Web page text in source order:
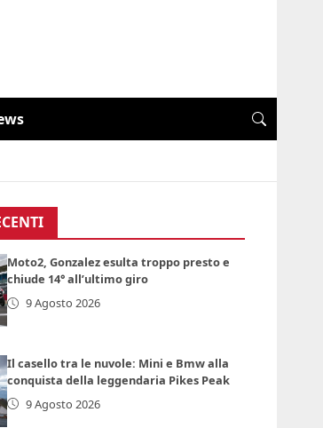
Moto2, Gonzalez esulta troppo presto e
chiude 14° all’ultimo giro
9 Agosto 2026
Il casello tra le nuvole: Mini e Bmw alla
conquista della leggendaria Pikes Peak
9 Agosto 2026